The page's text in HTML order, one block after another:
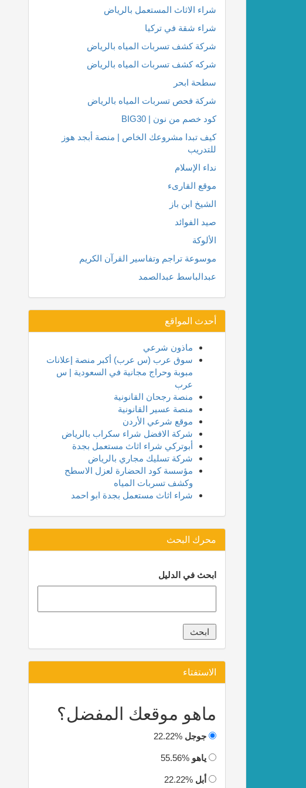
شراء الاثاث المستعمل بالرياض
شراء شقة في تركيا
شركة كشف تسربات المياه بالرياض
شركه كشف تسربات المياه بالرياض
سطحة ابحر
شركة فحص تسربات المياه بالرياض
كود خصم من نون | BIG30
كيف تبدا مشروعك الخاص | منصة أبجد هوز
للتدريب
نداء الإسلام
موقع القارىء
الشيخ ابن باز
صيد الفوائد
الألوكة
موسوعة تراجم وتفاسير القرآن الكريم
عبدالباسط عبدالصمد
أحدث المواقع
ماذون شرعي
سوق عرب (س عرب) أكبر منصة إعلانات
مبوبة وحراج مجانية في السعودية | س
عرب
منصة رجحان القانونية
منصة عسير القانونية
موقع شرعي الأردن
شركة الافضل شراء سكراب بالرياض
أبوتركي شراء اثاث مستعمل بجدة
شركة تسليك مجاري بالرياض
مؤسسة كود الحضارة لعزل الاسطح
وكشف تسربات المياه
شراء اثاث مستعمل بجدة ابو احمد
محرك البحث
ابحث في الدليل
الاستفتاء
ماهو موقعك المفضل؟
جوجل 22.22%
ياهو 55.56%
أبل 22.22%